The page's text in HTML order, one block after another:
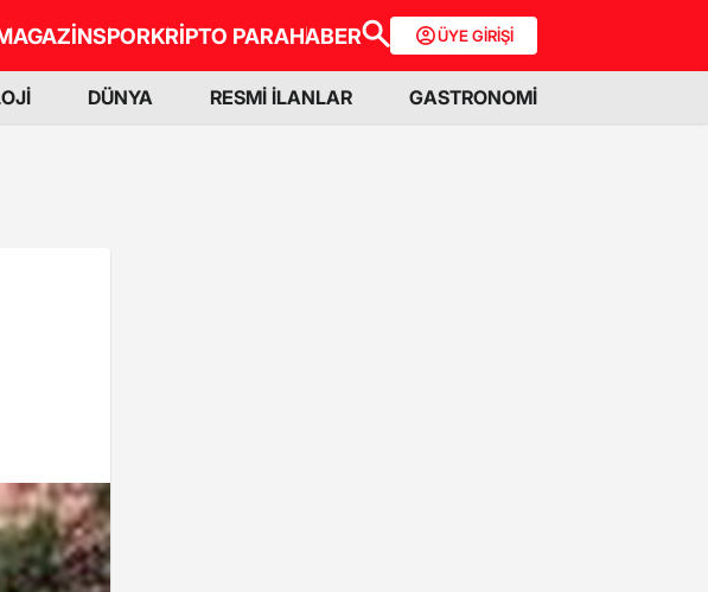
SPORKRİPTO PARAHABER ÜYE GİRİŞİ
DÜNYA RESMİ İLANLAR GASTRONOMİ